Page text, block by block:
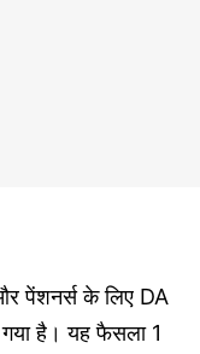
पेंशनर्स के लिए DA
है। यह फैसला 1